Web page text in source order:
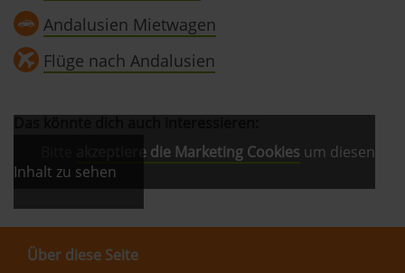
Andalusien Mietwagen
Flüge nach Andalusien
akzeptiere die Marketing Cookies um diesen
Inhalt zu sehen
Über diese Seite